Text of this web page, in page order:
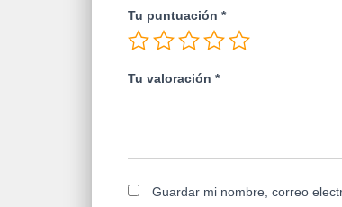
Tu puntuación *
Tu valoración *
Guardar mi nombre, correo